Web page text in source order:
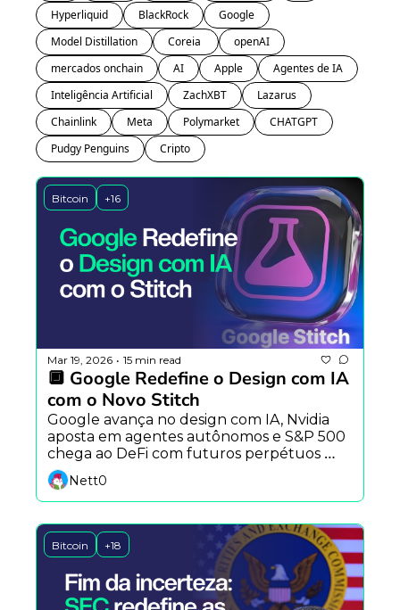
Hyperliquid
BlackRock
Google
Model Distillation
openAI
mercados onchain
AI Apple
Agentes de IA
Inteligência Artificial
ZachXBT
Lazarus
Chainlink
Meta Polymarket
CHATGPT
Pudgy Penguins
Cripto
Bitcoin +16
Mar 19, 2026 • 15 min read
🔲 Google Redefine o Design com IA
com o Novo Stitch
Google avança no design com IA, Nvidia
aposta em agentes autônomos e S&P 500
chega ao DeFi com futuros perpétuos
licenciados.
Nett0
Bitcoin +18